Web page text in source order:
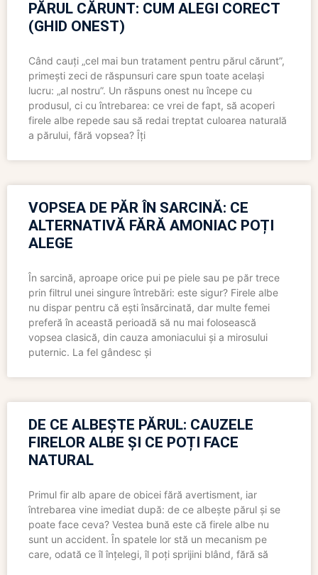
PĂRUL CĂRUNT: CUM ALEGI CORECT
(GHID ONEST)
Când cauți „cel mai bun tratament pentru părul cărunt”,
primești zeci de răspunsuri care spun toate același
lucru: „al nostru”. Un răspuns onest nu începe cu
produsul, ci cu întrebarea: ce vrei de fapt, să acoperi
firele albe repede sau să redai treptat culoarea naturală
a părului, fără vopsea? Îți
VOPSEA DE PĂR ÎN SARCINĂ: CE
ALTERNATIVĂ FĂRĂ AMONIAC POȚI
ALEGE
În sarcină, aproape orice pui pe piele sau pe păr trece
prin filtrul unei singure întrebări: este sigur? Firele albe
nu dispar pentru că ești însărcinată, dar multe femei
preferă în această perioadă să nu mai folosească
vopsea clasică, din cauza amoniacului și a mirosului
puternic. La fel gândesc și
DE CE ALBEȘTE PĂRUL: CAUZELE
FIRELOR ALBE ȘI CE POȚI FACE
NATURAL
Primul fir alb apare de obicei fără avertisment, iar
întrebarea vine imediat după: de ce albește părul și se
poate face ceva? Vestea bună este că firele albe nu
sunt un accident. În spatele lor stă un mecanism pe
care, odată ce îl înțelegi, îl poți sprijini blând, fără să